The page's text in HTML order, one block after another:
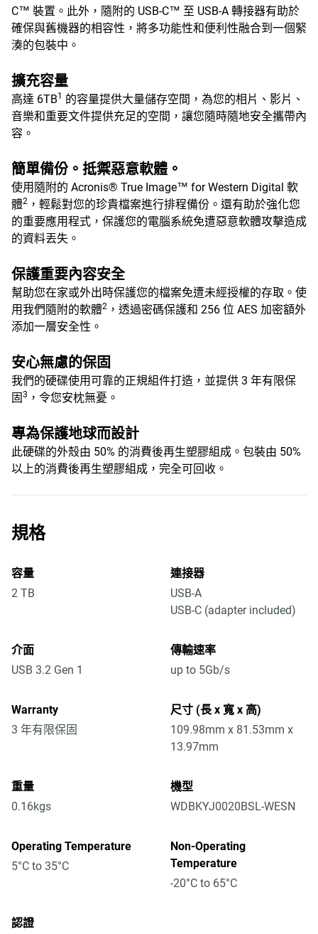
C™ 裝置。此外，隨附的 USB-C™ 至 USB-A 轉接器有助於
確保與舊機器的相容性，將多功能性和便利性融合到一個緊
湊的包裝中。
擴充容量
高達 6TB1
的容量提供大量儲存空間，為您的相片、影片、
音樂和重要文件提供充足的空間，讓您隨時隨地安全攜帶內
容。
簡單備份。抵禦惡意軟體。
使用隨附的 Acronis® True Image™ for Western Digital 軟
體2 ，輕鬆對您的珍貴檔案進行排程備份。還有助於強化您
的重要應用程式，保護您的電腦系統免遭惡意軟體攻擊造成
的資料丟失。
保護重要內容安全
幫助您在家或外出時保護您的檔案免遭未經授權的存取。使
用我們隨附的軟體2 ，透過密碼保護和 256 位 AES 加密額外
添加一層安全性。
安心無慮的保固
我們的硬碟使用可靠的正規組件打造，並提供 3 年有限保
固3 ，令您安枕無憂。
專為保護地球而設計
此硬碟的外殼由 50% 的消費後再生塑膠組成。包裝由 50%
以上的消費後再生塑膠組成，完全可回收。
規格
容量
2 TB
連接器
USB-A
USB-C (adapter included)
介面
USB 3.2 Gen 1
傳輸速率
up to 5Gb/s
Warranty
3 年有限保固
尺寸 (長 x 寬 x 高)
109.98mm x 81.53mm x
13.97mm
重量
0.16kgs
機型
WDBKYJ0020BSL-WESN
Operating Temperature
5°C to 35°C
Non-Operating
Temperature
-20°C to 65°C
認證